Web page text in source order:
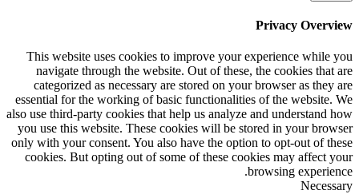
Privacy Overview
This website uses cookies to improve your experience while you
navigate through the website. Out of these, the cookies that are
categorized as necessary are stored on your browser as they are
essential for the working of basic functionalities of the website. We
also use third-party cookies that help us analyze and understand how
you use this website. These cookies will be stored in your browser
only with your consent. You also have the option to opt-out of these
cookies. But opting out of some of these cookies may affect your
browsing experience.
Necessary